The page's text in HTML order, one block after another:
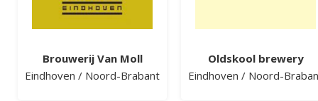
Brouwerij Van Moll
Eindhoven / Noord-Brabant
Oldskool brewery
Eindhoven / Noord-